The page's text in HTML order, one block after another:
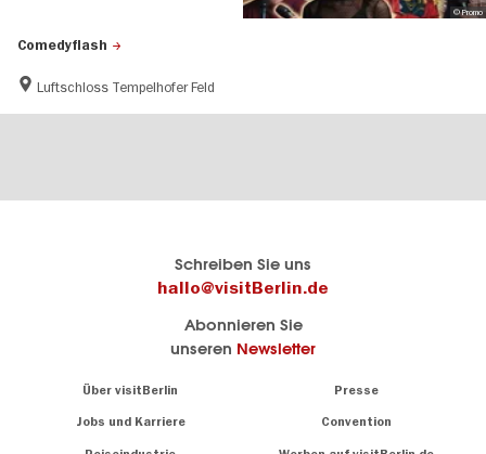
Comedyflash
Luftschloss Tempelhofer Feld
© Promo
Schreiben Sie uns
hallo@visitBerlin.de
Abonnieren Sie
unseren Newsletter
Über visitBerlin Presse
Jobs und Karriere Convention
sind
für Sie da.
Insidertipps